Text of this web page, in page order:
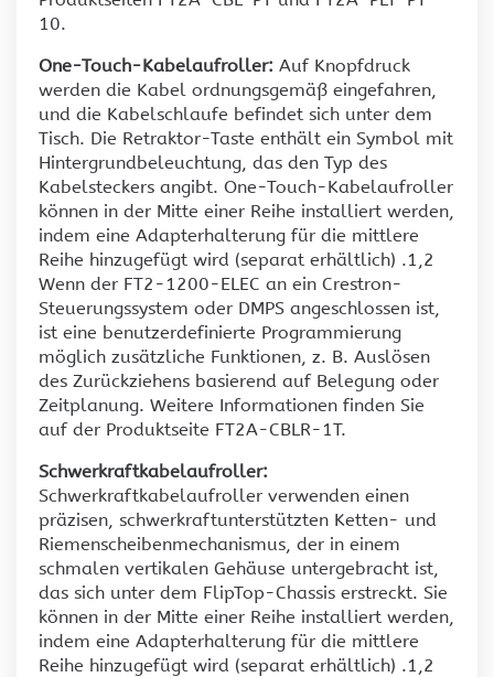
10.
One-Touch-Kabelaufroller: Auf Knopfdruck
werden die Kabel ordnungsgemäß eingefahren,
und die Kabelschlaufe befindet sich unter dem
Tisch. Die Retraktor-Taste enthält ein Symbol mit
Hintergrundbeleuchtung, das den Typ des
Kabelsteckers angibt. One-Touch-Kabelaufroller
können in der Mitte einer Reihe installiert werden,
indem eine Adapterhalterung für die mittlere
Reihe hinzugefügt wird (separat erhältlich) .1,2
Wenn der FT2-1200-ELEC an ein Crestron-
Steuerungssystem oder DMPS angeschlossen ist,
ist eine benutzerdefinierte Programmierung
möglich zusätzliche Funktionen, z. B. Auslösen
des Zurückziehens basierend auf Belegung oder
Zeitplanung. Weitere Informationen finden Sie
auf der Produktseite FT2A-CBLR-1T.
Schwerkraftkabelaufroller:
Schwerkraftkabelaufroller verwenden einen
präzisen, schwerkraftunterstützten Ketten- und
Riemenscheibenmechanismus, der in einem
schmalen vertikalen Gehäuse untergebracht ist,
das sich unter dem FlipTop-Chassis erstreckt. Sie
können in der Mitte einer Reihe installiert werden,
indem eine Adapterhalterung für die mittlere
Reihe hinzugefügt wird (separat erhältlich) .1,2